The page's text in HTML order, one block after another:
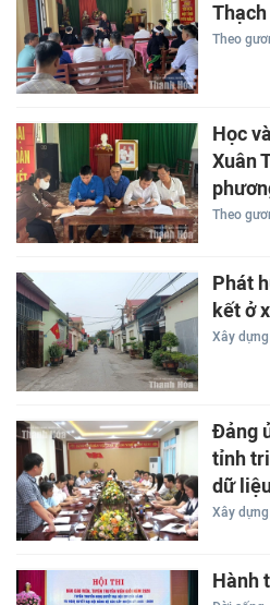
Theo
Học
Xuân
Theo
Phát
kết ở
Xây
Đảng
tỉnh
dữ
Xây
Hành